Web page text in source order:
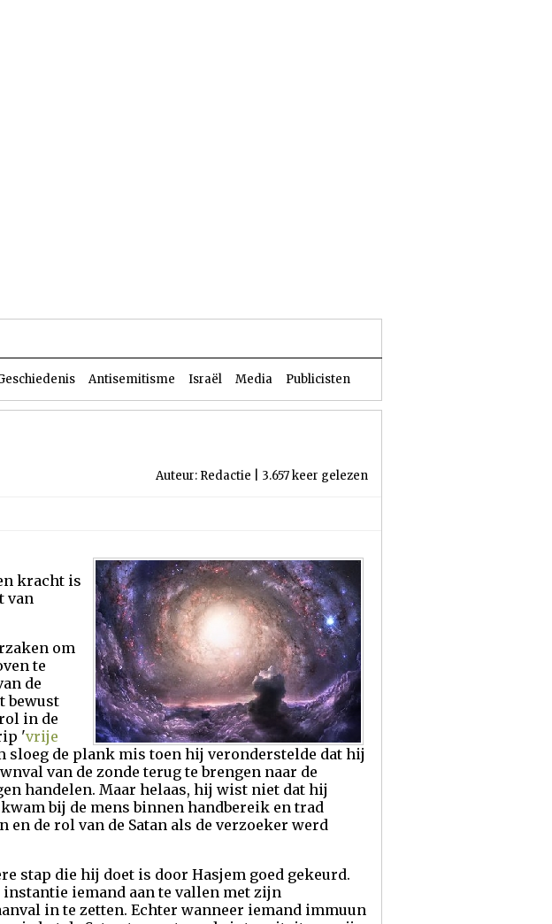
Antisemitisme Israël Media Publicisten
Auteur: Redactie | 3.657 keer gelezen
kracht is
van
om
te
de
bewust
in de
'vrije
sloeg de plank mis toen hij veronderstelde dat hij
van de zonde terug te brengen naar de
handelen. Maar helaas, hij wist niet dat hij
bij de mens binnen handbereik en trad
en de rol van de Satan als de verzoeker werd
stap die hij doet is door Hasjem goed gekeurd.
instantie iemand aan te vallen met zijn
in te zetten. Echter wanneer iemand immuun